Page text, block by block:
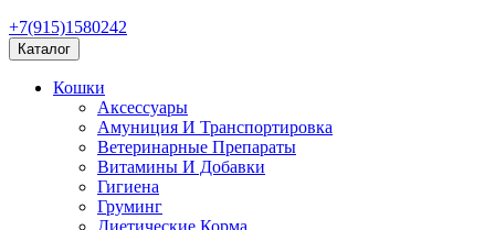
+7(915)1580242
Каталог
Кошки
Аксессуары
Амуниция И Транспортировка
Ветеринарные Препараты
Витамины И Добавки
Гигиена
Груминг
Диетические Корма